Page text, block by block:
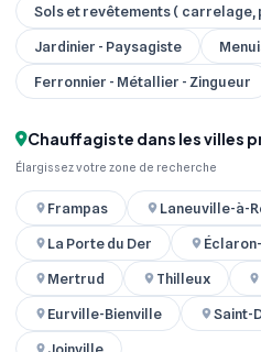
Sols et revêtements ( carrelage,
Jardinier - Paysagiste
Ferronnier - Métallier - Zingueur
Chauffagiste dans les villes
Élargissez votre zone de recherche
Frampas Laneuville-à-
La Porte du Der
Mertrud
Thilleux
Eurville-Bienville
Saint-